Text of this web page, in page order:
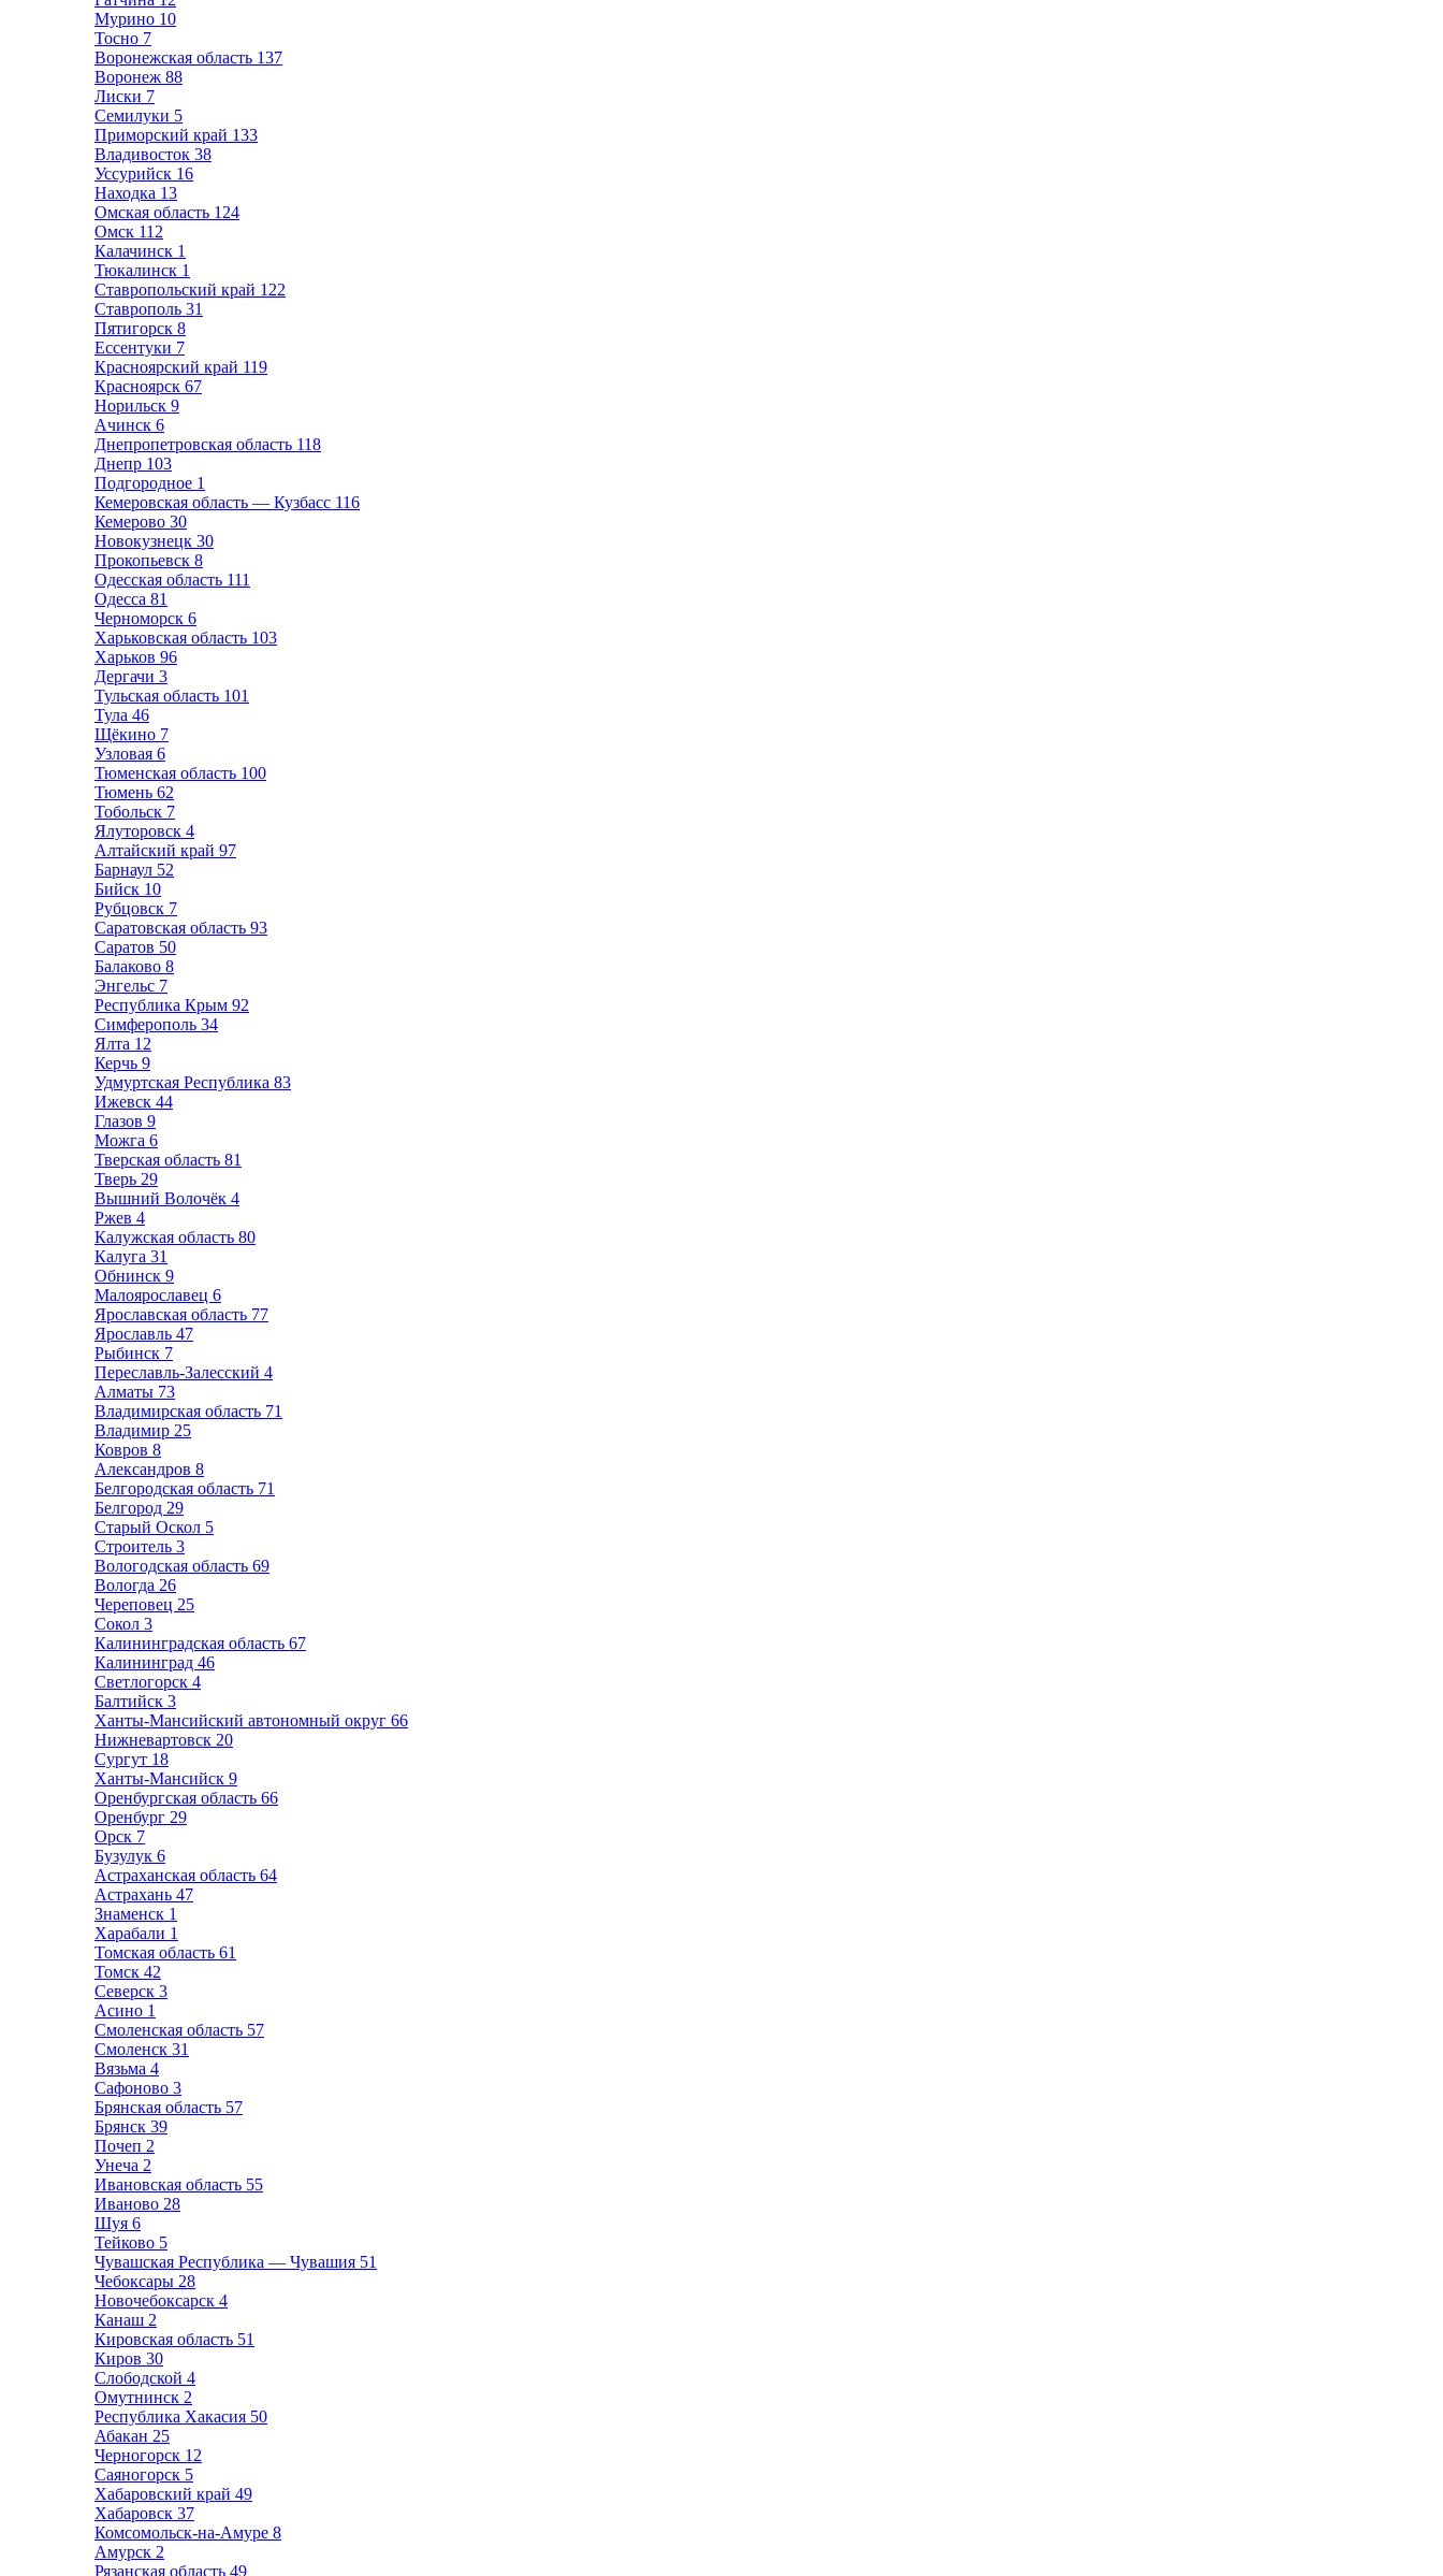
Мурино 10
Тосно 7
Воронежская область 137
Воронеж 88
Лиски 7
Семилуки 5
Приморский край 133
Владивосток 38
Уссурийск 16
Находка 13
Омская область 124
Омск 112
Калачинск 1
Тюкалинск 1
Ставропольский край 122
Ставрополь 31
Пятигорск 8
Ессентуки 7
Красноярский край 119
Красноярск 67
Норильск 9
Ачинск 6
Днепропетровская область 118
Днепр 103
Подгородное 1
Кемеровская область — Кузбасс 116
Кемерово 30
Новокузнецк 30
Прокопьевск 8
Одесская область 111
Одесса 81
Черноморск 6
Харьковская область 103
Харьков 96
Дергачи 3
Тульская область 101
Тула 46
Щёкино 7
Узловая 6
Тюменская область 100
Тюмень 62
Тобольск 7
Ялуторовск 4
Алтайский край 97
Барнаул 52
Бийск 10
Рубцовск 7
Саратовская область 93
Саратов 50
Балаково 8
Энгельс 7
Республика Крым 92
Симферополь 34
Ялта 12
Керчь 9
Удмуртская Республика 83
Ижевск 44
Глазов 9
Можга 6
Тверская область 81
Тверь 29
Вышний Волочёк 4
Ржев 4
Калужская область 80
Калуга 31
Обнинск 9
Малоярославец 6
Ярославская область 77
Ярославль 47
Рыбинск 7
Переславль-Залесский 4
Алматы 73
Владимирская область 71
Владимир 25
Ковров 8
Александров 8
Белгородская область 71
Белгород 29
Старый Оскол 5
Строитель 3
Вологодская область 69
Вологда 26
Череповец 25
Сокол 3
Калининградская область 67
Калининград 46
Светлогорск 4
Балтийск 3
Ханты-Мансийский автономный округ 66
Нижневартовск 20
Сургут 18
Ханты-Мансийск 9
Оренбургская область 66
Оренбург 29
Орск 7
Бузулук 6
Астраханская область 64
Астрахань 47
Знаменск 1
Харабали 1
Томская область 61
Томск 42
Северск 3
Асино 1
Смоленская область 57
Смоленск 31
Вязьма 4
Сафоново 3
Брянская область 57
Брянск 39
Почеп 2
Унеча 2
Ивановская область 55
Иваново 28
Шуя 6
Тейково 5
Чувашская Республика — Чувашия 51
Чебоксары 28
Новочебоксарск 4
Канаш 2
Кировская область 51
Киров 30
Слободской 4
Омутнинск 2
Республика Хакасия 50
Абакан 25
Черногорск 12
Саяногорск 5
Хабаровский край 49
Хабаровск 37
Комсомольск-на-Амуре 8
Амурск 2
Рязанская область 49